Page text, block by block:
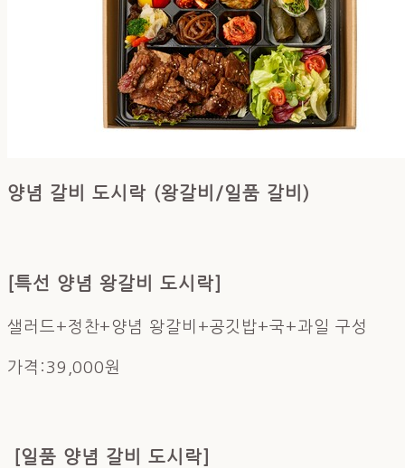
양념 갈비 도시락 (왕갈비/일품 갈비)
[특선 양념 왕갈비 도시락]
샐러드+정찬+양념 왕갈비+공깃밥+국+과일 구성
가격:39,000원 ​ ​
[일품 양념 갈비 도시락]